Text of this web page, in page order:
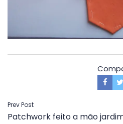
Navegação
de
Prev Post
Patchwork feito a mão